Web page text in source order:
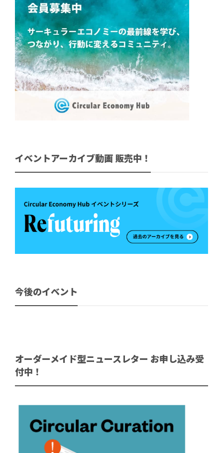
イベントアーカイブ動画 販売中！
今後のイベント
オーダーメイド型ニュースレター お申し込み受
付中！